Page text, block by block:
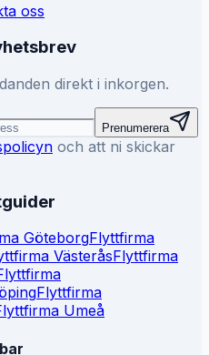
oss
direkt i inkorgen.
Prenumerera
och att ni skickar
GöteborgFlyttfirma
VästeråsFlyttfirma
Flyttfirma
Umeå